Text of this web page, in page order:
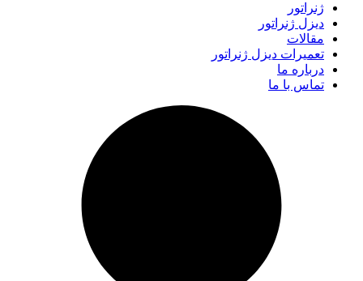
ژنراتور
دیزل ژنراتور
مقالات
تعمیرات دیزل ژنراتور
درباره ما
تماس با ما